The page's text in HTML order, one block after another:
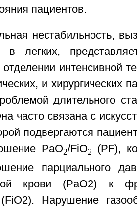
пациентов.
нестабильность,
в легких,
отделении интенсивной
и хирургических
длительного
часто связана с
подвергаются
PaO2/FiO2
(PF),
парциального
крови (PaO2) к
Нарушение